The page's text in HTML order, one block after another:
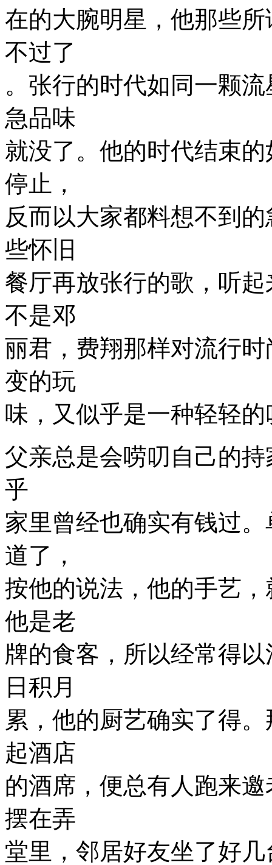
在的大腕明星，他那些
不过了
。张行的时代如同一颗
急品味
就没了。他的时代结束
停止，
反而以大家都料想不到
些怀旧
餐厅再放张行的歌，听
不是邓
丽君，费翔那样对流行
变的玩
味，又似乎是一种轻轻的
父亲总是会唠叨自己的
乎
家里曾经也确实有钱过
道了，
按他的说法，他的手艺
他是老
牌的食客，所以经常得
日积月
累，他的厨艺确实了得
起酒店
的酒席，便总有人跑来
摆在弄
堂里，邻居好友坐了好